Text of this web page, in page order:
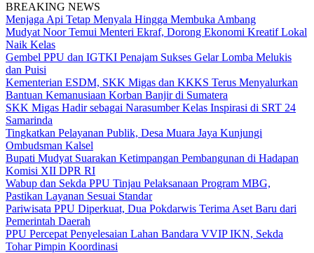
BREAKING NEWS
Menjaga Api Tetap Menyala Hingga Membuka Ambang
Mudyat Noor Temui Menteri Ekraf, Dorong Ekonomi Kreatif Lokal
Naik Kelas
Gembel PPU dan IGTKI Penajam Sukses Gelar Lomba Melukis
dan Puisi
Kementerian ESDM, SKK Migas dan KKKS Terus Menyalurkan
Bantuan Kemanusiaan Korban Banjir di Sumatera
SKK Migas Hadir sebagai Narasumber Kelas Inspirasi di SRT 24
Samarinda
Tingkatkan Pelayanan Publik, Desa Muara Jaya Kunjungi
Ombudsman Kalsel
Bupati Mudyat Suarakan Ketimpangan Pembangunan di Hadapan
Komisi XII DPR RI
Wabup dan Sekda PPU Tinjau Pelaksanaan Program MBG,
Pastikan Layanan Sesuai Standar
Pariwisata PPU Diperkuat, Dua Pokdarwis Terima Aset Baru dari
Pemerintah Daerah
PPU Percepat Penyelesaian Lahan Bandara VVIP IKN, Sekda
Tohar Pimpin Koordinasi